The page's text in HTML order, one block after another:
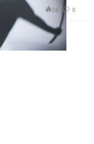
587 0